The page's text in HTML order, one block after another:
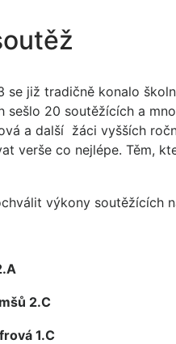
se již tradičně konalo
sešlo 20 soutěžících a
a další žáci vyšších
verše co nejlépe. Těm,
výkony soutěžících
2.C
1.C